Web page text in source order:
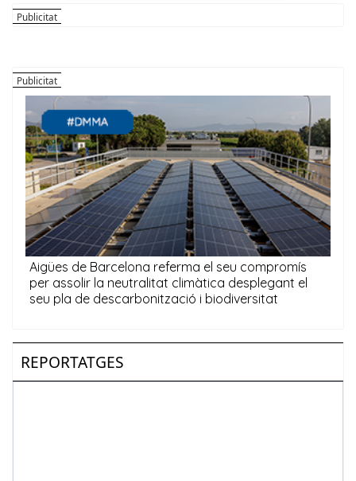
REPORTATGES